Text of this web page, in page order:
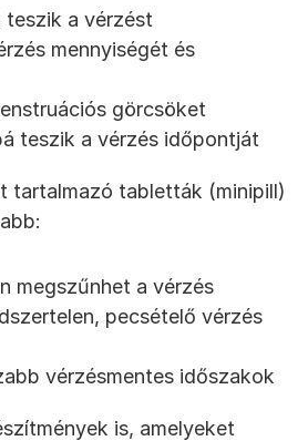
teszik a vérzést
mennyiségét és
görcsöket
teszik a vérzés időpontját
tartalmazó tabletták (minipill)
megszűnhet a vérzés
pecsételő vérzés
vérzésmentes időszakok
is, amelyeket